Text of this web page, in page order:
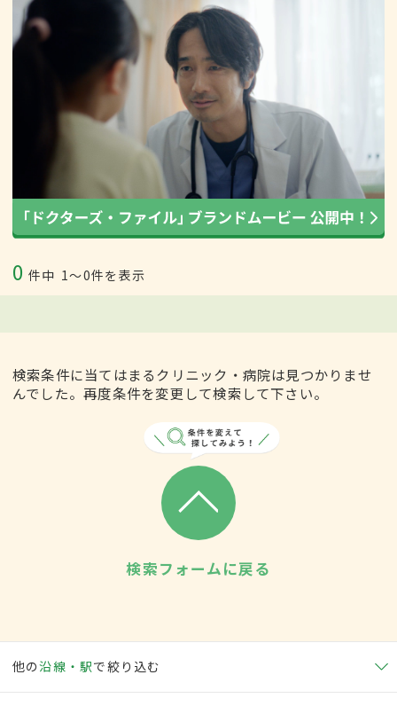
0 件中 1〜0件を表示
検索条件に当てはまるクリニック・病院は見つかりませ
んでした。再度条件を変更して検索して下さい。
検索フォームに戻る
他の沿線・駅で絞り込む